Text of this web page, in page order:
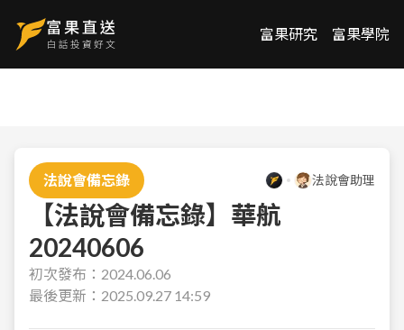
富果研究 富果學院
法說會備忘錄 法說會助理
【法說會備忘錄】華航
20240606
初次發布： 2024.06.06
最後更新： 2025.09.27 14:59